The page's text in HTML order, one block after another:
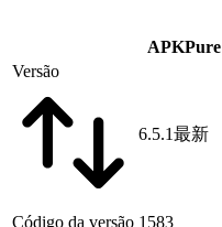
APKPure
Versão
6.5.1最新
Código da versão 1583